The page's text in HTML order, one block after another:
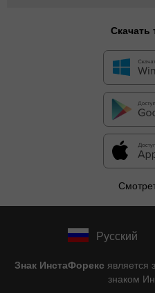
Скачать
Русский
Знак ИнстаФорекс является
знаком